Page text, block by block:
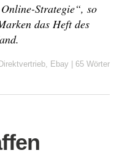
Strategie“, so
das Heft des
Direktvertrieb Ebay 65 Wörter